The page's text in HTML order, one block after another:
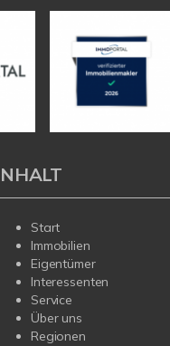
Start
Immobilien
Eigentümer
Interessenten
Service
Über uns
Regionen